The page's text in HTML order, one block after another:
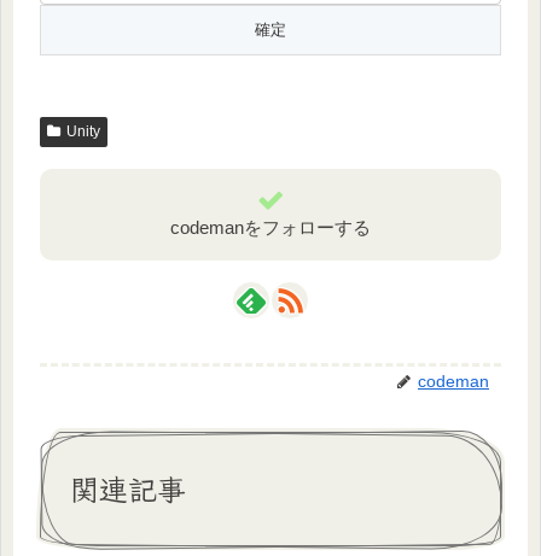
Unity
codemanをフォローする
codeman
関連記事